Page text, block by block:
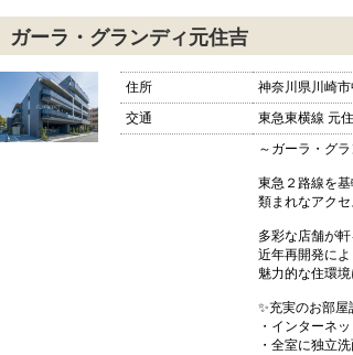
ガーラ・グランディ元住吉
住所
神奈川県川崎
交通
東急東横線 元
～ガーラ・グ
東急２路線を
類まれなアク
多彩な店舗が
近年再開発に
魅力的な住環
✨充実のお部屋
・インターネ
・全室に独立